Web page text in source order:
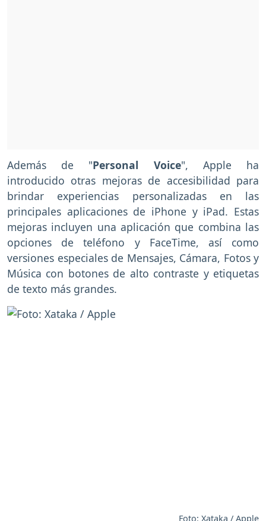
Además de "Personal Voice", Apple ha
introducido otras mejoras de accesibilidad para
brindar experiencias personalizadas en las
principales aplicaciones de iPhone y iPad. Estas
mejoras incluyen una aplicación que combina las
opciones de teléfono y FaceTime, así como
versiones especiales de Mensajes, Cámara, Fotos y
Música con botones de alto contraste y etiquetas
de texto más grandes.
Foto: Xataka / Apple